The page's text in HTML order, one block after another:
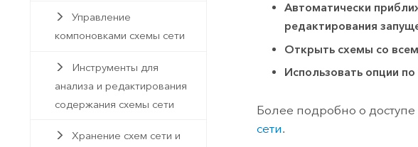
Управление
компоновками схемы сети
Инструменты для
анализа и редактирования
содержания схемы сети
Хранение схем сети и
Автоматически
редактирования
Открыть схемы со
Использовать опции
Более подробно о
сети.